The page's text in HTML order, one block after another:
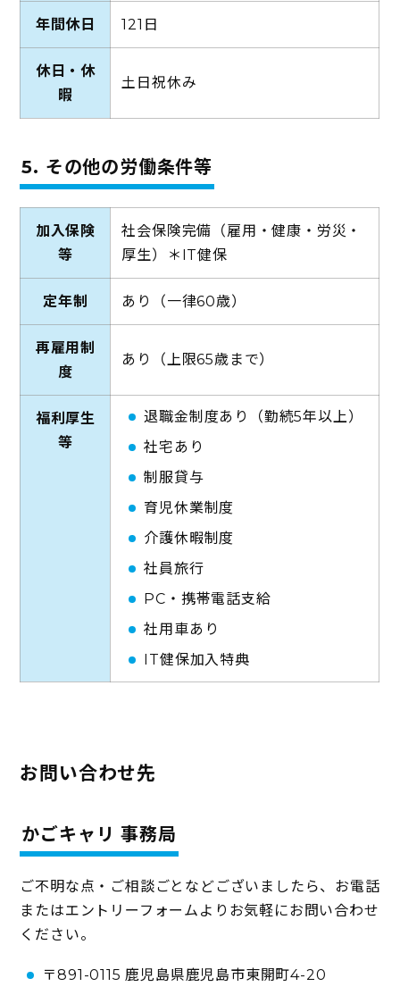
年間休日 121日
休日・休
暇
土日祝休み
5. その他の労働条件等
加入保険
等
社会保険完備（雇用・健康・労災・
厚生）＊IT健保
定年制 あり（一律60歳）
再雇用制
度
あり（上限65歳まで）
福利厚生
等
退職金制度あり（勤続5年以上）
社宅あり
制服貸与
育児休業制度
介護休暇制度
社員旅行
PC・携帯電話支給
社用車あり
IT健保加入特典
お問い合わせ先
かごキャリ 事務局
ご不明な点・ご相談ごとなどございましたら、お電話
またはエントリーフォームよりお気軽にお問い合わせ
ください。
〒891-0115 鹿児島県鹿児島市東開町4-20